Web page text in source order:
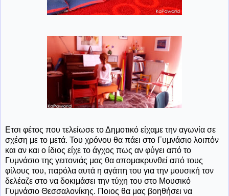
Ετσι φέτος που τελείωσε το Δημοτικό είχαμε την αγωνία σε
σχέση με το μετά. Του χρόνου θα πάει στο Γυμνάσιο λοιπόν
και αν και ο ίδιος είχε το άγχος πως αν φύγει από το
Γυμνάσιο της γειτονιάς μας θα απομακρυνθεί από τους
φίλους του, παρόλα αυτά η αγάπη του για την μουσική τον
δελέαζε στο να δοκιμάσει την τύχη του στο Μουσικό
Γυμνάσιο Θεσσαλονίκης. Ποιος θα μας βοηθήσει να